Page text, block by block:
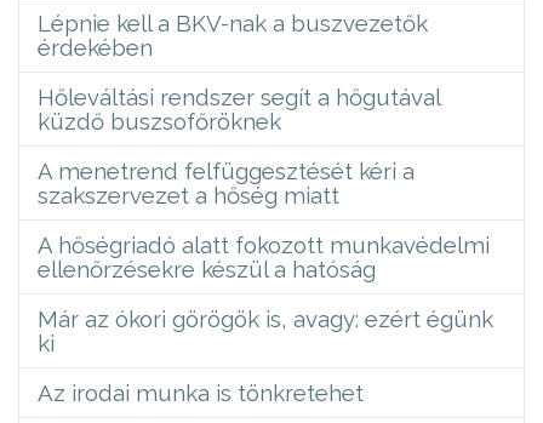
Lépnie kell a BKV-nak a buszvezetők
érdekében
Hőleváltási rendszer segít a hőgutával
küzdő buszsofőröknek
A menetrend felfüggesztését kéri a
szakszervezet a hőség miatt
A hőségriadó alatt fokozott munkavédelmi
ellenőrzésekre készül a hatóság
Már az ókori görögök is, avagy: ezért égünk
ki
Az irodai munka is tönkretehet